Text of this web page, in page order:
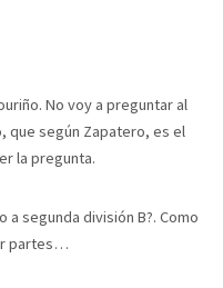
No voy a preguntar al
que según Zapatero, es el
la pregunta.
a segunda división B?. Como
partes…